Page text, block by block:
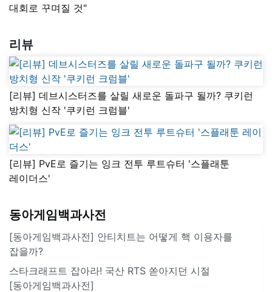
대회로 꾸며질 것"
리뷰
[리뷰] 데브시스터즈를 살릴 새로운 돌파구 될까? 쿠키런
방치형 신작 '쿠키런 크럼블'
[리뷰] PvE로 즐기는 잉크 전투 루트슈터 '스플래툰
레이더스'
동아게임백과사전
[동아게임백과사전] 안티치트는 어떻게 핵 이용자를
잡을까?
스타크래프트 잡아라! 국산 RTS 쏟아지던 시절
[동아게임백과사전]